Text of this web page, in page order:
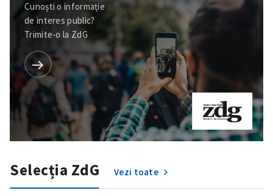
Cunoști o informație
de interes public?
Trimite-o la ZdG
Selecția ZdG Vezi toate